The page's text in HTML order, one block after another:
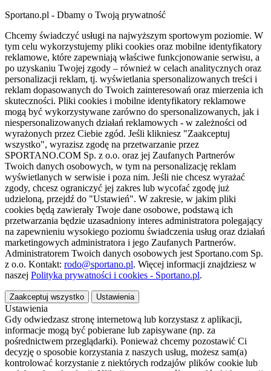
Sportano.pl - Dbamy o Twoją prywatność
Chcemy świadczyć usługi na najwyższym sportowym poziomie. W
tym celu wykorzystujemy pliki cookies oraz mobilne identyfikatory
reklamowe, które zapewniają właściwe funkcjonowanie serwisu, a
po uzyskaniu Twojej zgody – również w celach analitycznych oraz
personalizacji reklam, tj. wyświetlania spersonalizowanych treści i
reklam dopasowanych do Twoich zainteresowań oraz mierzenia ich
skuteczności. Pliki cookies i mobilne identyfikatory reklamowe
mogą być wykorzystywane zarówno do spersonalizowanych, jak i
niespersonalizowanych działań reklamowych - w zależności od
wyrażonych przez Ciebie zgód. Jeśli klikniesz "Zaakceptuj
wszystko", wyrazisz zgodę na przetwarzanie przez
SPORTANO.COM Sp. z o.o. oraz jej Zaufanych Partnerów
Twoich danych osobowych, w tym na personalizację reklam
wyświetlanych w serwisie i poza nim. Jeśli nie chcesz wyrażać
zgody, chcesz ograniczyć jej zakres lub wycofać zgodę już
udzieloną, przejdź do "Ustawień". W zakresie, w jakim pliki
cookies będą zawierały Twoje dane osobowe, podstawą ich
przetwarzania będzie uzasadniony interes administratora polegający
na zapewnieniu wysokiego poziomu świadczenia usług oraz działań
marketingowych administratora i jego Zaufanych Partnerów.
Administratorem Twoich danych osobowych jest Sportano.com Sp.
z o.o. Kontakt: rodo@sportano.pl. Więcej informacji znajdziesz w
naszej Polityka prywatności i cookies - Sportano.pl.
Zaakceptuj wszystko Ustawienia
Ustawienia
Gdy odwiedzasz stronę internetową lub korzystasz z aplikacji,
informacje mogą być pobierane lub zapisywane (np. za
pośrednictwem przeglądarki). Ponieważ chcemy pozostawić Ci
decyzję o sposobie korzystania z naszych usług, możesz sam(a)
kontrolować korzystanie z niektórych rodzajów plików cookie lub